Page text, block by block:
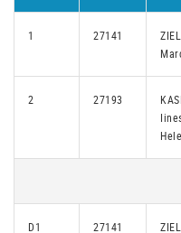
1 27141
2 27193
D1 27141